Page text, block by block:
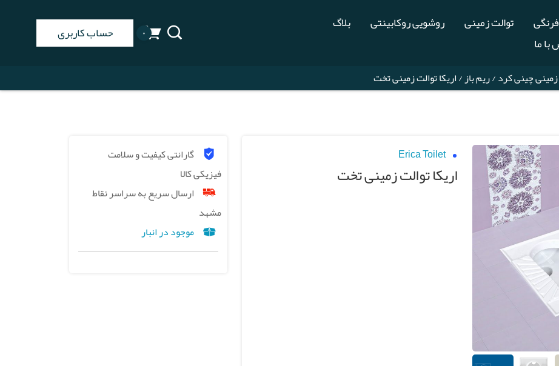
توالت زمینی روشویی روکابینتی
بلاگ
با ما
۰ حساب کاربری
چینی کرد/ریم باز/ اریکا توالت زمینی تخت
Erica Toilet
اریکا توالت زمینی تخت
گارانتی کیفیت و سلامت
فیزیکی کالا
ارسال سریع به سراسر نقاط
مشهد
موجود در انبار